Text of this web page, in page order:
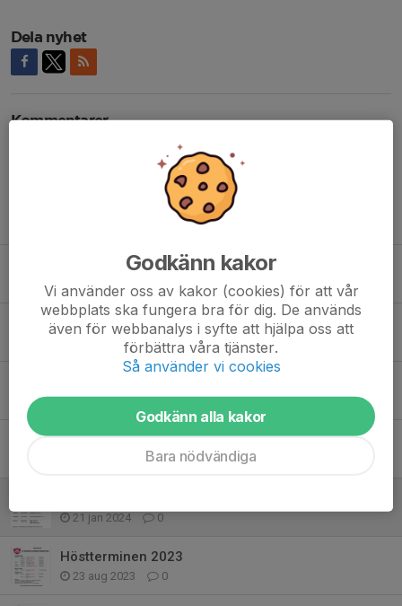
Dela nyhet
Kommentarer
IK Nordia Gruppträning Hösten 2025
9 aug 2025
Skogsträning sommaren 2025
26 maj 2025 0
18 dec 2024 0
IK Nordia Gruppträning Hösten 2024
0
21 jan 2024 0
Höstterminen 2023
23 aug 2023 0
Godkänn kakor
Vi använder oss av kakor (cookies) för att vår
webbplats ska fungera bra för dig. De används
även för webbanalys i syfte att hjälpa oss att
förbättra våra tjänster.
Så använder vi cookies
Godkänn alla kakor
Bara nödvändiga